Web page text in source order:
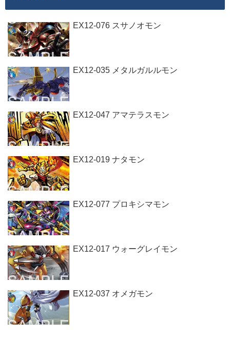
EX12-076 スサノオモン
EX12-035 メタルガルルモン
EX12-047 アマテラスモン
EX12-019 ナタモン
EX12-077 プロキシマモン
EX12-017 ウォーグレイモン
EX12-037 オメガモン